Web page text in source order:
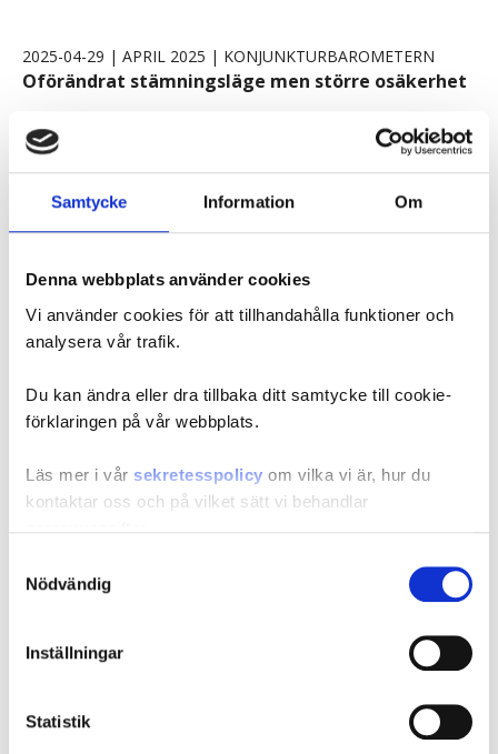
Samtycke Information Om
Denna webbplats använder cookies
Vi använder cookies för att tillhandahålla funktioner och
analysera vår trafik.
Du kan ändra eller dra tillbaka ditt samtycke till cookie-
förklaringen på vår webbplats.
Läs mer i vår sekretesspolicy om vilka vi är, hur du
kontaktar oss och på vilket sätt vi behandlar
Ange ditt samtyckes-ID och datum för när du kontaktade
Nödvändig
Inställningar
Statistik
2025-04-29 | APRIL 2025 | KONJUNKTURBAROMETERN
Oförändrat stämningsläge men större osäkerhet
2025-04-23 | APRIL 2025 | SPECIALSTUDIER
Utvärdering av makroekonomiska prognoser 2025
Bräcklig återhämtning i år
2025-03-26 | MARS 2025 | KONJUNKTURBAROMETERN
2025-03-06 | MARS 2025 | WORKING PAPERS
Machine Learning Methods
Mindre optimistisk framtidstro bland hushållen
2025-02-26 | FEBRUARI 2025 | SPECIALSTUDIE
Fortsatt starka offentliga finanser i ljuset av den